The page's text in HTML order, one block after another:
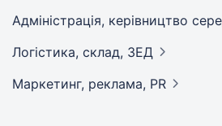
Адмiнiстрацiя, керівництво
Логістика, склад, ЗЕД
Маркетинг, реклама, PR